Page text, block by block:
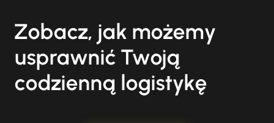
Zobacz, jak możemy
usprawnić Twoją
codzienną logistykę